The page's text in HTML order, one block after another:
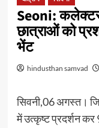
Seoni: कलेक्टर
छात्राओं को
भेंट
hindusthan samvad
सिवनी,06 अगस्त। जिले
में उत्कृष्ट प्रदर्शन